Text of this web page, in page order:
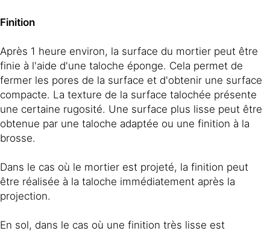
Finition
Après 1 heure environ, la surface du mortier peut être
finie à l'aide d'une taloche éponge. Cela permet de
fermer les pores de la surface et d'obtenir une surface
compacte. La texture de la surface talochée présente
une certaine rugosité. Une surface plus lisse peut être
obtenue par une taloche adaptée ou une finition à la
brosse.
Dans le cas où le mortier est projeté, la finition peut
être réalisée à la taloche immédiatement après la
projection.
En sol, dans le cas où une finition très lisse est